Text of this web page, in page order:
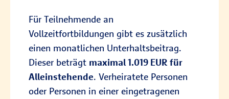
Für Teilnehmende an
Vollzeitfortbildungen gibt es zusätzlich
einen monatlichen Unterhaltsbeitrag.
Dieser beträgt maximal 1.019 EUR für
Alleinstehende. Verheiratete Personen
oder Personen in einer eingetragenen